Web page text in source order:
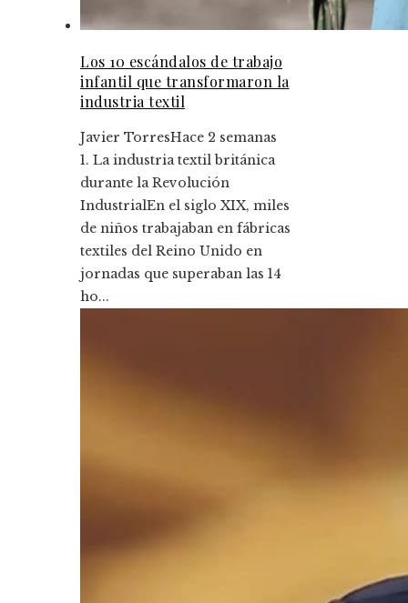
Los 10 escándalos de trabajo
infantil que transformaron la
industria textil
Javier TorresHace 2 semanas
1. La industria textil británica
durante la Revolución
IndustrialEn el siglo XIX, miles
de niños trabajaban en fábricas
textiles del Reino Unido en
jornadas que superaban las 14
ho...